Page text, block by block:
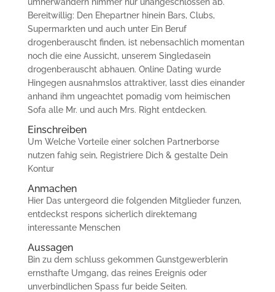
Bereitwillig: Den Ehepartner hinein Bars, Clubs,
Supermarkten und auch unter Ein Beruf
drogenberauscht finden, ist nebensachlich momentan
noch die eine Aussicht, unserem Singledasein
drogenberauscht abhauen. Online Dating wurde
Hingegen ausnahmslos attraktiver, lasst dies einander
anhand ihm ungeachtet pomadig vom heimischen
Sofa alle Mr. und auch Mrs. Right entdecken.
Einschreiben
Um Welche Vorteile einer solchen Partnerborse
nutzen fahig sein, Registriere Dich & gestalte Dein
Kontur
Anmachen
Hier Das untergeord die folgenden Mitglieder funzen,
entdeckst respons sicherlich direktemang
interessante Menschen
Aussagen
Bin zu dem schluss gekommen Gunstgewerblerin
ernsthafte Umgang, das reines Ereignis oder
unverbindlichen Spass fur beide Seiten.